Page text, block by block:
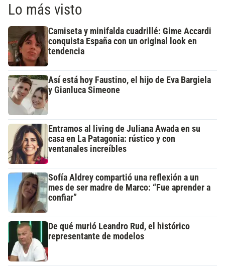
Lo más visto
Camiseta y minifalda cuadrillé: Gime Accardi
conquista España con un original look en
tendencia
Así está hoy Faustino, el hijo de Eva Bargiela
y Gianluca Simeone
Entramos al living de Juliana Awada en su
casa en La Patagonia: rústico y con
ventanales increíbles
Sofía Aldrey compartió una reflexión a un
mes de ser madre de Marco: “Fue aprender a
confiar”
De qué murió Leandro Rud, el histórico
representante de modelos